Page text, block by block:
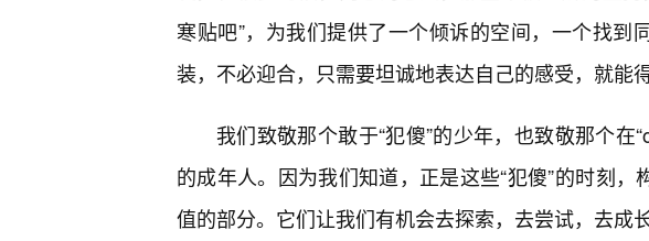
寒贴吧”，为我们提供了一个倾诉的空间，一个找到
装，不必迎合，只需要坦诚地表达自己的感受，就能
我们致敬那个敢于“犯傻”的少年，也致敬那个在
的成年人。因为我们知道，正是这些“犯傻”的时刻
值的部分。它们让我们有机会去探索，去尝试，去成长